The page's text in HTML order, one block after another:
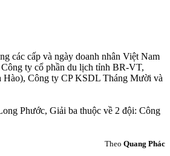
các cấp và ngày doanh nhân Việt Nam
ty cổ phần du lịch tỉnh BR-VT,
Công ty CP KSDL Tháng Mười và
Phước, Giải ba thuộc về 2 đội: Công
Theo Quang Phác